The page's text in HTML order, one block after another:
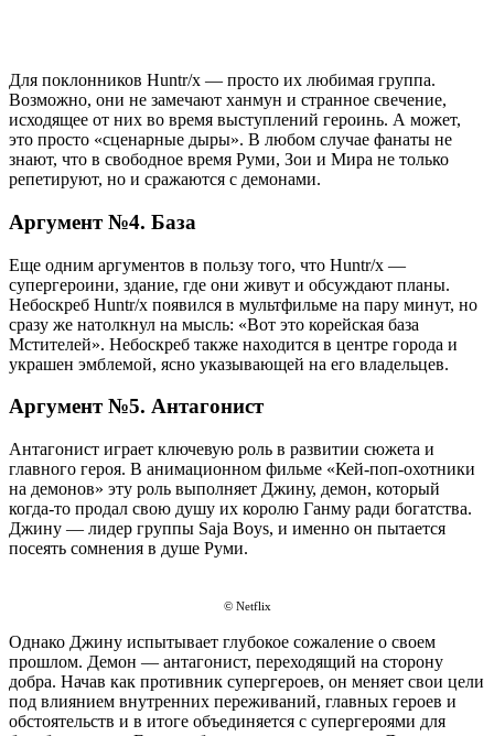
Для поклонников Huntr/x — просто их любимая группа.
Возможно, они не замечают ханмун и странное свечение,
исходящее от них во время выступлений героинь. А может,
это просто «сценарные дыры». В любом случае фанаты не
знают, что в свободное время Руми, Зои и Мира не только
репетируют, но и сражаются с демонами.
Аргумент №4. База
Еще одним аргументов в пользу того, что Huntr/x —
супергероини, здание, где они живут и обсуждают планы.
Небоскреб Huntr/x появился в мультфильме на пару минут, но
сразу же натолкнул на мысль: «Вот это корейская база
Мстителей». Небоскреб также находится в центре города и
украшен эмблемой, ясно указывающей на его владельцев.
Аргумент №5. Антагонист
Антагонист играет ключевую роль в развитии сюжета и
главного героя. В анимационном фильме «Кей-поп-охотники
на демонов» эту роль выполняет Джину, демон, который
когда-то продал свою душу их королю Ганму ради богатства.
Джину — лидер группы Saja Boys, и именно он пытается
посеять сомнения в душе Руми.
© Netflix
Однако Джину испытывает глубокое сожаление о своем
прошлом. Демон — антагонист, переходящий на сторону
добра. Начав как противник супергероев, он меняет свои цели
под влиянием внутренних переживаний, главных героев и
обстоятельств и в итоге объединяется с супергероями для